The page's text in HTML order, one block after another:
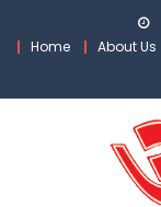
Home
About Us